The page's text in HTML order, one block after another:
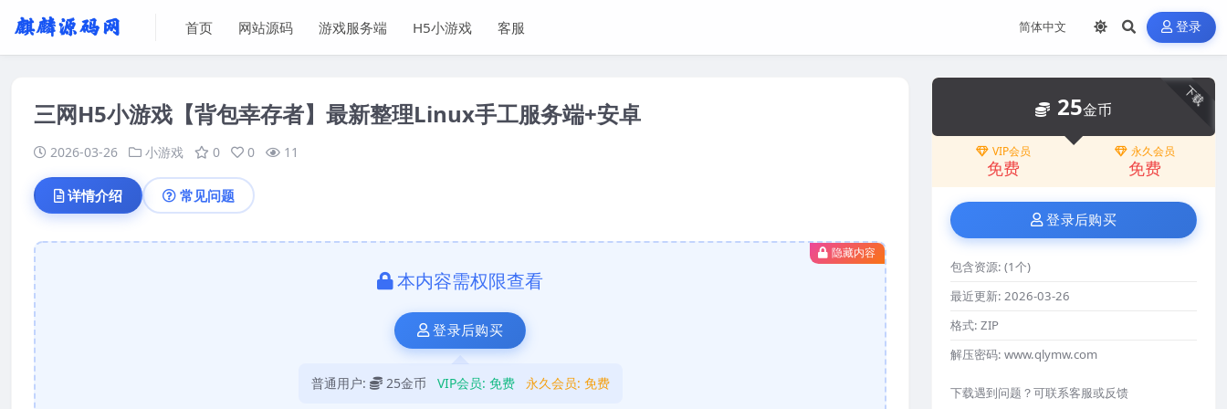
首页 网站源码 游戏服务端 H5小游戏 客服 登录
三网H5小游戏【背包幸存者】最新整理Linux手工服务端+安卓
2026-03-26 小游戏 0 0 11
详情介绍 常见问题
隐藏内容
本内容需权限查看
登录后购买
普通用户: 25金币 VIP会员: 免费 永久会员: 免费
下载
25金币
VIP会员
免费
永久会员
免费
登录后购买
包含资源: (1个)
最近更新: 2026-03-26
格式: ZIP
解压密码: www.qlymw.com
下载遇到问题？可联系客服或反馈